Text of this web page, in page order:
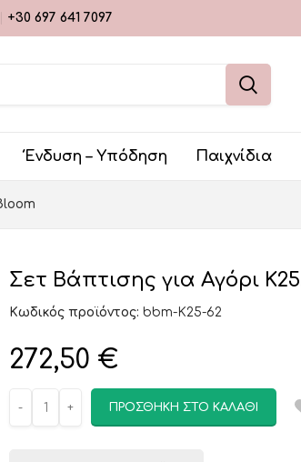
+30 697 641 7097
Ένδυση – Υπόδηση Παιχνίδια
Σετ Βάπτισης για Αγόρι
Κωδικός προϊόντος: bbm-K25-62
272,50 €
ΠΡΟΣΘΉΚΗ ΣΤΟ ΚΑΛΆΘΙ